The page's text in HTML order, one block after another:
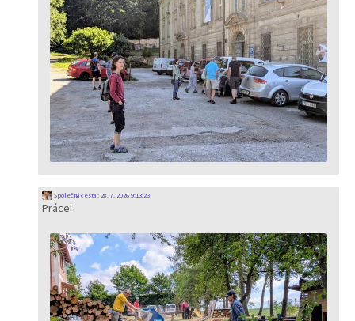
Společná cesta: 28. 7. 2026 9:13:23
Práce!